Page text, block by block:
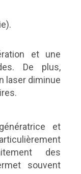
et une
De plus,
laser diminue
et
des
souvent